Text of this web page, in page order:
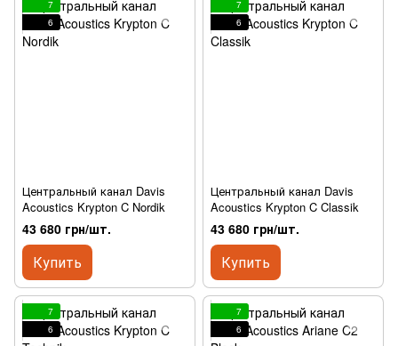
7
6
Центральный канал Davis
Acoustics Krypton C Nordik
43 680 грн/шт.
Купить
7
6
Центральный канал Davis
Acoustics Krypton C Classik
43 680 грн/шт.
Купить
7
6
7
6